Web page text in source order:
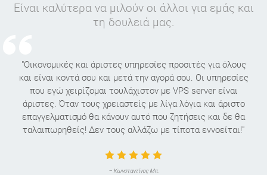
Είναι καλύτερα να μιλούν οι άλλοι για εμάς και
τη δουλειά μας.
"Οικονομικές και άριστες υπηρεσίες προσιτές για όλους
και είναι κοντά σου και μετά την αγορά σου. Οι υπηρεσίες
που εγώ χειρίζομαι τουλάχιστον με VPS server είναι
άριστες. Όταν τους χρειαστείς με λίγα λόγια και άριστο
επαγγελματισμό θα κάνουν αυτό που ζητήσεις και δε θα
ταλαιπωρηθείς! Δεν τους αλλάζω με τίποτα εννοείται!"
– Κωνσταντίνος Μπ.